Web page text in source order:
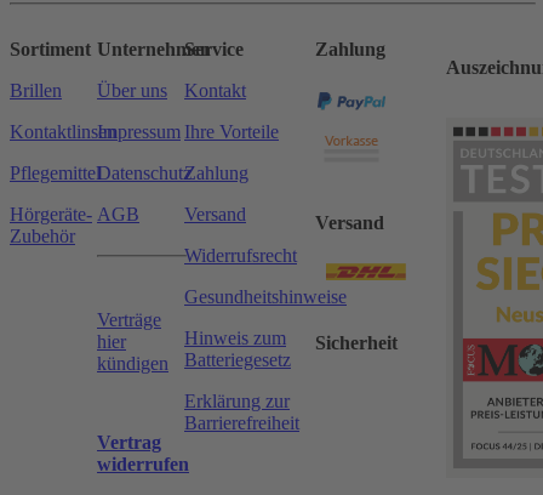
Sortiment
Brillen
Kontaktlinsen
Pflegemittel
Hörgeräte-
Zubehör
Unternehmen
Über uns
Impressum
Datenschutz
AGB
Verträge
hier
kündigen
Vertrag
widerrufen
Service
Kontakt
Ihre Vorteile
Zahlung
Versand
Widerrufsrecht
Gesundheitshinweise
Hinweis zum
Batteriegesetz
Erklärung zur
Barrierefreiheit
Zahlung
Versand
Sicherheit